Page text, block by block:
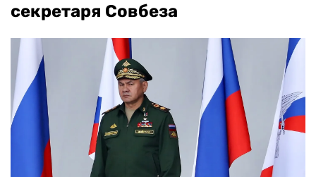
секретаря Совбеза